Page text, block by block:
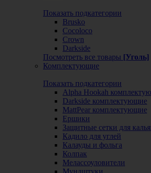
Показать подкатегории
Brusko
Cocoloco
Crown
Darkside
Посмотреть все товары [Уголь]
Комплектующие
Показать подкатегории
Alpha Hookah
Darkside комплектующие
MattPear комплектующие
Ершики
Защитные сетки для
Кадило для углей
Калауды и фольга
Колпак
Мелассоуловители
Мундштуки